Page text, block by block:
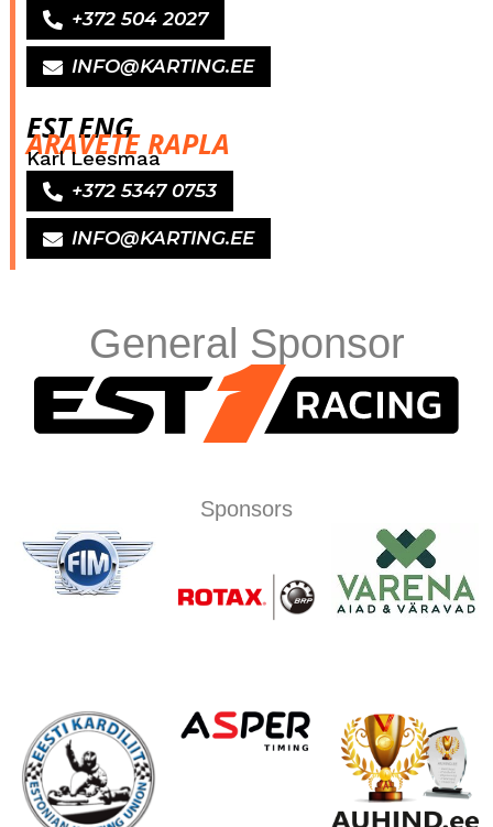
+372 504 2027
INFO@KARTING.EE
EST ENG
ARAVETE RAPLA
Karl Leesmaa
+372 5347 0753
INFO@KARTING.EE
General Sponsor
Sponsors